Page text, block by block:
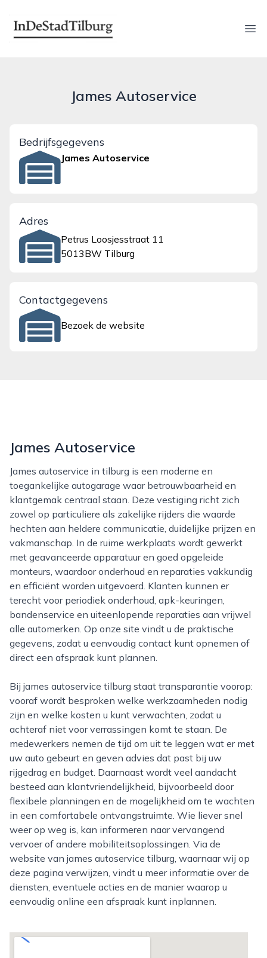
indestadtilburg.nl
James Autoservice
Bedrijfsgegevens
James Autoservice
Adres
Petrus Loosjesstraat 11
5013BW Tilburg
Contactgegevens
Bezoek de website
James Autoservice
James autoservice in tilburg is een moderne en
toegankelijke autogarage waar betrouwbaarheid en
klantgemak centraal staan. Deze vestiging richt zich
zowel op particuliere als zakelijke rijders die waarde
hechten aan heldere communicatie, duidelijke prijzen en
vakmanschap. In de ruime werkplaats wordt gewerkt
met geavanceerde apparatuur en goed opgeleide
monteurs, waardoor onderhoud en reparaties vakkundig
en efficiënt worden uitgevoerd. Klanten kunnen er
terecht voor periodiek onderhoud, apk-keuringen,
bandenservice en uiteenlopende reparaties aan vrijwel
alle automerken. Op onze site vindt u de praktische
gegevens, zodat u eenvoudig contact kunt opnemen of
direct een afspraak kunt plannen.
Bij james autoservice tilburg staat transparantie voorop:
vooraf wordt besproken welke werkzaamheden nodig
zijn en welke kosten u kunt verwachten, zodat u
achteraf niet voor verrassingen komt te staan. De
medewerkers nemen de tijd om uit te leggen wat er met
uw auto gebeurt en geven advies dat past bij uw
rijgedrag en budget. Daarnaast wordt veel aandacht
besteed aan klantvriendelijkheid, bijvoorbeeld door
flexibele planningen en de mogelijkheid om te wachten
in een comfortabele ontvangstruimte. Wie liever snel
weer op weg is, kan informeren naar vervangend
vervoer of andere mobiliteitsoplossingen. Via de
website van james autoservice tilburg, waarnaar wij op
deze pagina verwijzen, vindt u meer informatie over de
diensten, eventuele acties en de manier waarop u
eenvoudig online een afspraak kunt inplannen.